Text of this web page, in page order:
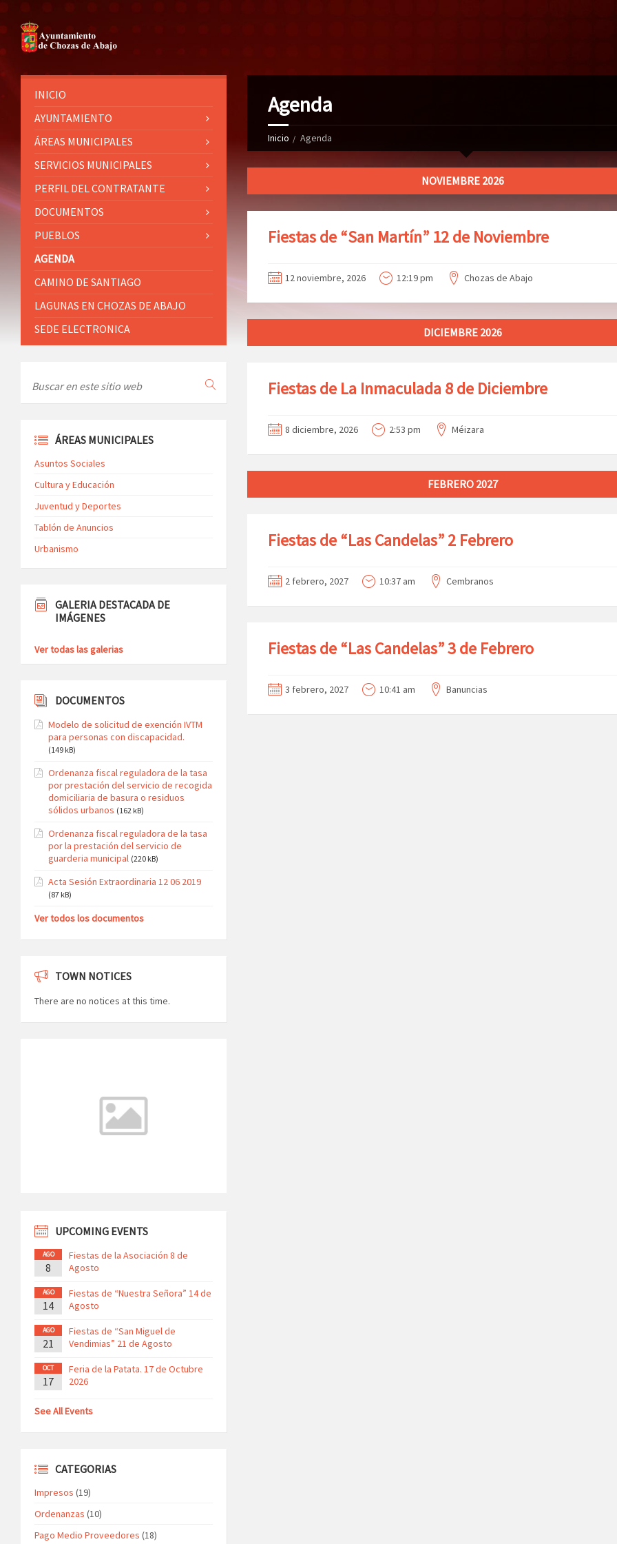
Agenda
Inicio Agenda
NOVIEMBRE 2026
Fiestas de “San Martín” 12 de Noviembre
12 noviembre, 2026 12:19 pm Chozas de Abajo
DICIEMBRE 2026
Fiestas de La Inmaculada 8 de Diciembre
8 diciembre, 2026 2:53 pm Méizara
FEBRERO 2027
Fiestas de “Las Candelas” 2 Febrero
2 febrero, 2027 10:37 am Cembranos
Fiestas de “Las Candelas” 3 de Febrero
3 febrero, 2027 10:41 am Banuncias
INICIO
AYUNTAMIENTO
ÁREAS MUNICIPALES
SERVICIOS MUNICIPALES
PERFIL DEL CONTRATANTE
DOCUMENTOS
PUEBLOS
AGENDA
CAMINO DE SANTIAGO
LAGUNAS EN CHOZAS DE ABAJO
SEDE ELECTRONICA
ÁREAS MUNICIPALES
Asuntos Sociales
Cultura y Educación
Juventud y Deportes
Tablón de Anuncios
Urbanismo
GALERIA DESTACADA DE
IMÁGENES
Ver todas las galerias
DOCUMENTOS
Modelo de solicitud de exención IVTM
para personas con discapacidad.
(149 kB)
Ordenanza fiscal reguladora de la tasa
por prestación del servicio de recogida
domiciliaria de basura o residuos
sólidos urbanos (162 kB)
Ordenanza fiscal reguladora de la tasa
por la prestación del servicio de
guarderia municipal (220 kB)
Acta Sesión Extraordinaria 12 06 2019
(87 kB)
Ver todos los documentos
TOWN NOTICES
There are no notices at this time.
UPCOMING EVENTS
AGO
8
Fiestas de la Asociación 8 de
Agosto
AGO
14
Fiestas de “Nuestra Señora” 14 de
Agosto
AGO
21
Fiestas de “San Miguel de
Vendimias” 21 de Agosto
OCT
17
Feria de la Patata. 17 de Octubre
2026
See All Events
CATEGORIAS
Impresos (19)
Ordenanzas (10)
Pago Medio Proveedores (18)